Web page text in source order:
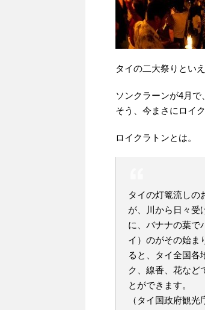
タイの二大祭りとい
ソンクラーンが4月で
そう、今まさにロイ
ロイクラトンとは。
タイの灯篭流しの
が、川から日々受
に、バナナの葉で
イ）のがその始ま
ると、タイ全国各
ク、線香、花など
とができます。
（タイ国政府観光